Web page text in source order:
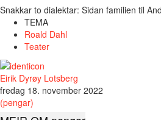
Snakkar to dialektar: Sidan familien til
TEMA
Roald Dahl
Teater
Eirik Dyrøy Lotsberg
fredag 18. november 2022
(pengar)